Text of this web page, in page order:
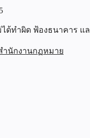
ด้ทำผิด ฟ้องธนาคาร แ
นักงานกฏหมาย